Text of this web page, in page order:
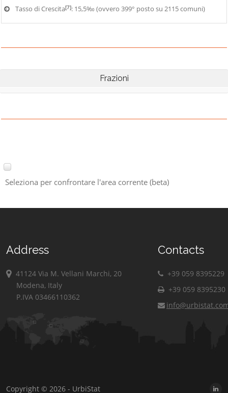
Tasso di Crescita[7]: 15,5‰ (ovvero 399° posto su 2115 comuni)
Frazioni
Seleziona per confrontare l'area corrente (beta)
Address
41124 Via M. Vellani Marchi, 20
Modena, Italy
P.IVA 03466110362
Contacts
+39 059 8395229
+39 059 8395230
Copyright © 2026 - UrbiStat